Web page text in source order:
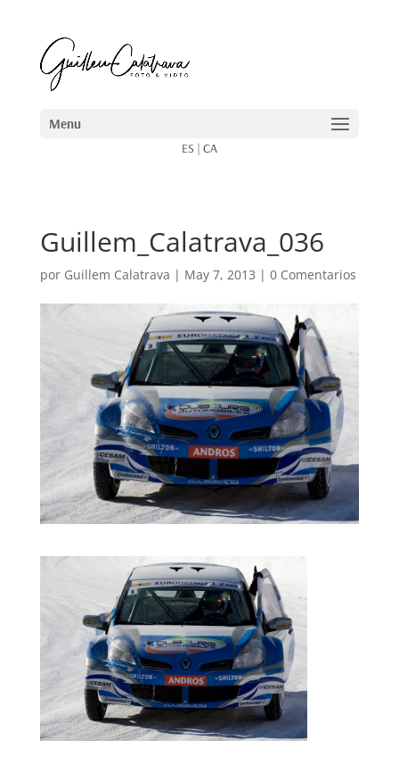
ES| CA
Guillem_Calatrava_036
por Guillem Calatrava | May 7, 2013 | 0 Comentarios